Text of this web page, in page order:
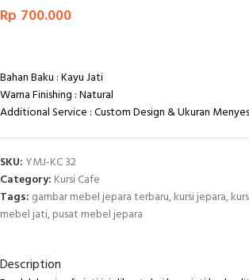
Rp 700.000
Bahan Baku : Kayu Jati
Warna Finishing : Natural
Additional Service : Custom Design & Ukuran
SKU: YMJ-KC 32
Category: Kursi Cafe
Tags: gambar mebel jepara terbaru,kursi jepara,
mebel jati,pusat mebel jepara
Description